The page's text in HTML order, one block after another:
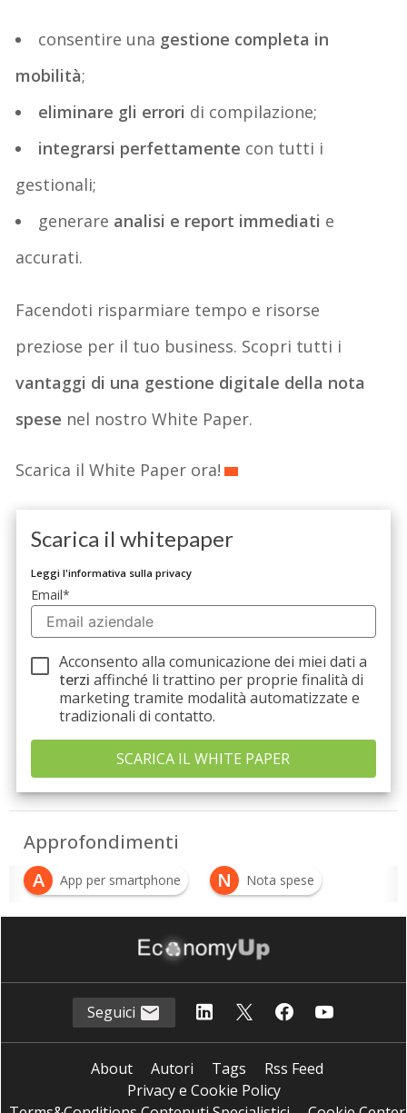
consentire una gestione completa in
mobilità;
eliminare gli errori di compilazione;
integrarsi perfettamente con tutti i
gestionali;
generare analisi e report immediati e
accurati.
Facendoti risparmiare tempo e risorse
preziose per il tuo business. Scopri tutti i
vantaggi di una gestione digitale della nota
spese nel nostro White Paper.
Scarica il White Paper ora!
Scarica il whitepaper
Leggi l'informativa sulla privacy
Email*
Acconsento alla comunicazione dei miei dati a
terzi affinché li trattino per proprie finalità di
marketing tramite modalità automatizzate e
tradizionali di contatto.
Approfondimenti
A
App per smartphone N Nota spese
Seguici
About Autori Tags
Rss Feed
Privacy e Cookie Policy